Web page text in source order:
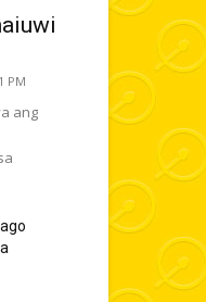
PM
ang